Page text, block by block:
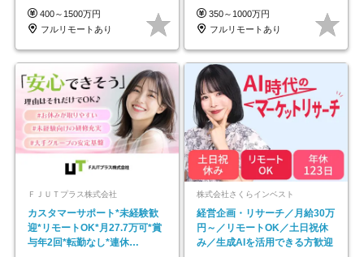
◆10名の採用が決定◆
400～1500万円
フルリモートあり
ネイル自由／副業OK
350～1000万円
フルリモートあり
ＦＪＵＴプラス株式会社
カスタマーサポート*未経験歓
迎*リモートOK*月27.7万可*賞
与年2回*転勤なし*連休
株式会社さくらインベスト
経営企画・リサーチ／月給30万
円～／リモートOK／土日祝休
み／生成AIを活用できる方歓迎